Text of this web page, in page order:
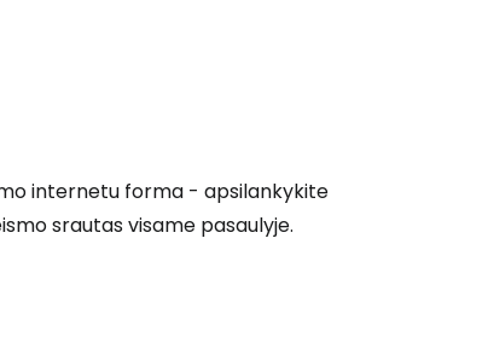
internetu forma - apsilankykite
srautas visame pasaulyje.